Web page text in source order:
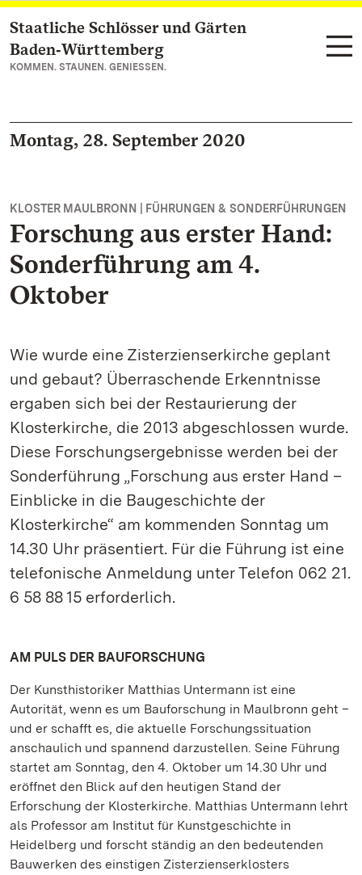
Zum Hauptinhalt springen
Staatliche Schlösser und Gärten
Baden‑Württemberg
KOMMEN. STAUNEN. GENIESSEN.
Montag, 28. September 2020
KLOSTER MAULBRONN | FÜHRUNGEN & SONDERFÜHRUNGEN
Forschung aus erster Hand:
Sonderführung am 4.
Oktober
Wie wurde eine Zisterzienserkirche geplant
und gebaut? Überraschende Erkenntnisse
ergaben sich bei der Restaurierung der
Klosterkirche, die 2013 abgeschlossen wurde.
Diese Forschungsergebnisse werden bei der
Sonderführung „Forschung aus erster Hand –
Einblicke in die Baugeschichte der
Klosterkirche“ am kommenden Sonntag um
14.30 Uhr präsentiert. Für die Führung ist eine
telefonische Anmeldung unter Telefon 062 21.
6 58 88 15 erforderlich.
AM PULS DER BAUFORSCHUNG
Der Kunsthistoriker Matthias Untermann ist eine
Autorität, wenn es um Bauforschung in Maulbronn geht –
und er schafft es, die aktuelle Forschungssituation
anschaulich und spannend darzustellen. Seine Führung
startet am Sonntag, den 4. Oktober um 14.30 Uhr und
eröffnet den Blick auf den heutigen Stand der
Erforschung der Klosterkirche. Matthias Untermann lehrt
als Professor am Institut für Kunstgeschichte in
Heidelberg und forscht ständig an den bedeutenden
Bauwerken des einstigen Zisterzienserklosters